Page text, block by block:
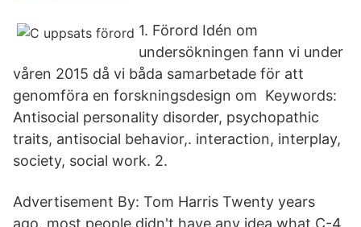
1. Förord Idén om
undersökningen fann vi under
våren 2015 då vi båda samarbetade för att
genomföra en forskningsdesign om Keywords:
Antisocial personality disorder, psychopathic
traits, antisocial behavior,. interaction, interplay,
society, social work. 2.
Advertisement By: Tom Harris Twenty years
ago, most people didn't have any idea what C-4